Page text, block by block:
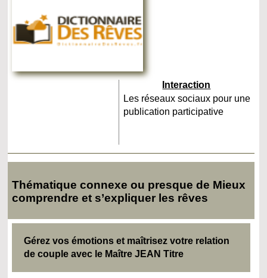
Interaction
Les réseaux sociaux pour une
publication participative
Thématique connexe ou presque de Mieux
comprendre et s’expliquer les rêves
Gérez vos émotions et maîtrisez votre relation
de couple avec le Maître JEAN Titre